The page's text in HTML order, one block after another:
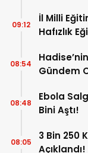
İl Milli
Hafızlık
09:12
Gündem
08:54
Ebola
Bini Aştı!
08:48
3 Bin 250
Açıklandı!
08:05